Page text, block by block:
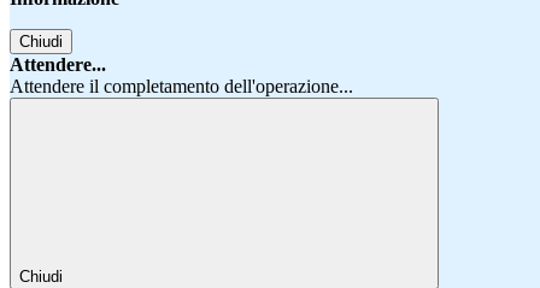
Chiudi
Attendere...
Attendere il completamento dell'operazione...
Chiudi